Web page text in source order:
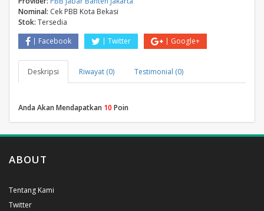
Nominal: Cek PBB Kota Bekasi
Stok: Tersedia
Facebook
Twitter Google+
Deskripsi Riwayat (0) Testimonial (0)
Anda Akan Mendapatkan 10 Poin
ABOUT
Tentang Kami
Twitter